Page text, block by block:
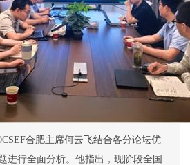
合肥主席何云飞结合各分论坛优
进行全面分析。他指出，现阶段全国